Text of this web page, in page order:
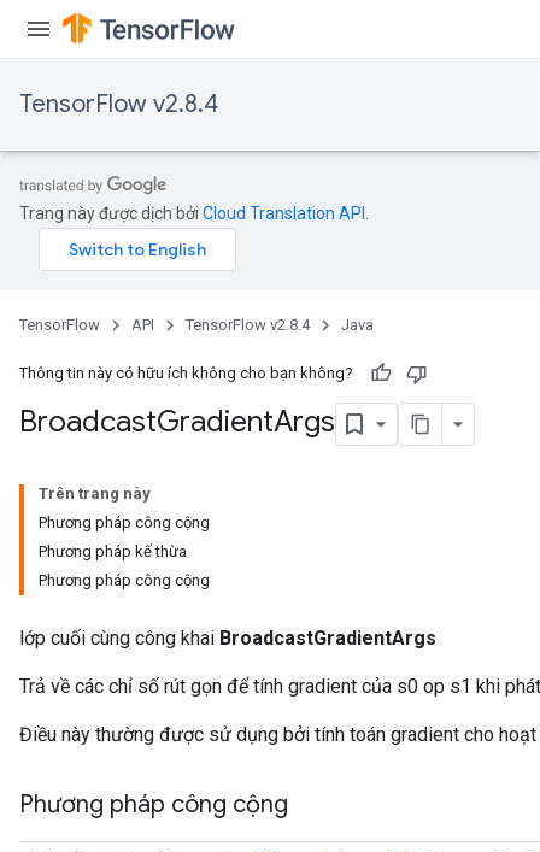
TensorFlow v2.8.4
Trang này được dịch bởi Cloud Translation API
TensorFlow API TensorFlow v2.8.4 Java
Thông tin này có hữu ích không cho bạn không?
BroadcastGradientArgs
Trên trang này
Phương pháp công cộng
Phương pháp kế thừa
Phương pháp công cộng
lớp cuối cùng công khai BroadcastGradientArgs
Trả về các chỉ số rút gọn để tính gradient của s0 op s1 khi
Điều này thường được sử dụng bởi tính toán gradient cho
Phương pháp công cộng